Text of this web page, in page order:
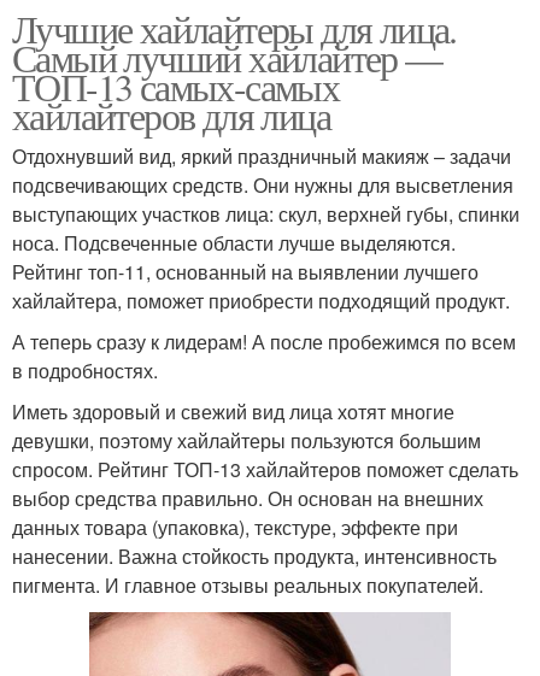
Лучшие хайлайтеры для лица.
Самый лучший хайлайтер —
ТОП-13 самых-самых
хайлайтеров для лица
Отдохнувший вид, яркий праздничный макияж – задачи
подсвечивающих средств. Они нужны для высветления
выступающих участков лица: скул, верхней губы, спинки
носа. Подсвеченные области лучше выделяются.
Рейтинг топ-11, основанный на выявлении лучшего
хайлайтера, поможет приобрести подходящий продукт.
А теперь сразу к лидерам! А после пробежимся по всем
в подробностях.
Иметь здоровый и свежий вид лица хотят многие
девушки, поэтому хайлайтеры пользуются большим
спросом. Рейтинг ТОП-13 хайлайтеров поможет сделать
выбор средства правильно. Он основан на внешних
данных товара (упаковка), текстуре, эффекте при
нанесении. Важна стойкость продукта, интенсивность
пигмента. И главное отзывы реальных покупателей.